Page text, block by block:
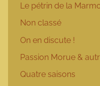
Le pétrin de la
Non classé
On en discute !
Passion Morue &
Quatre saisons